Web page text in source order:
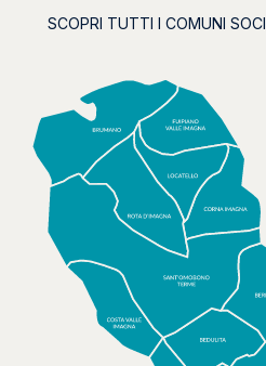
SCOPRI TUTTI I COMUNI SOCI